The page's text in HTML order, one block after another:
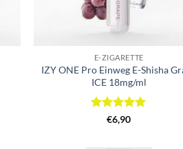
E-ZIGARETTE
IZY ONE Pro Einweg E-Shisha
ICE 18mg/ml
Bewertet
€6,90